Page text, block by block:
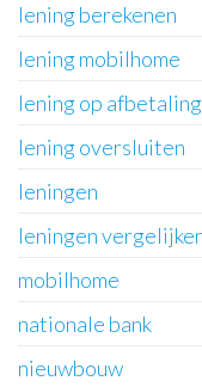
lening berekenen
lening mobilhome
lening op afbetaling
lening oversluiten
leningen
leningen
mobilhome
nationale bank
nieuwbouw